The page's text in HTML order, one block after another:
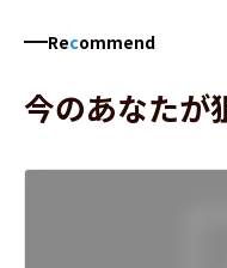
Recommend
今のあなたが